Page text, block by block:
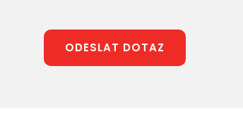
ODESLAT DOTAZ